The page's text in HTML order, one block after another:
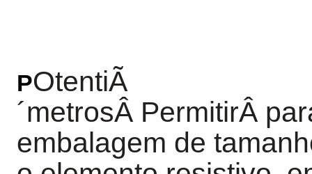
POtentiÃ
´metrosÂ PermitirÂ
embalagem de